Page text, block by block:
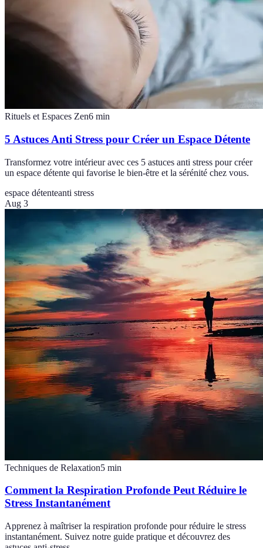
Rituels et Espaces Zen6 min
5 Astuces Anti Stress pour Créer un Espace Détente
Transformez votre intérieur avec ces 5 astuces anti stress pour créer
un espace détente qui favorise le bien-être et la sérénité chez vous.
espace détenteanti stress
Aug 3
Techniques de Relaxation5 min
Comment la Respiration Profonde Peut Réduire le
Stress Instantanément
Apprenez à maîtriser la respiration profonde pour réduire le stress
instantanément. Suivez notre guide pratique et découvrez des